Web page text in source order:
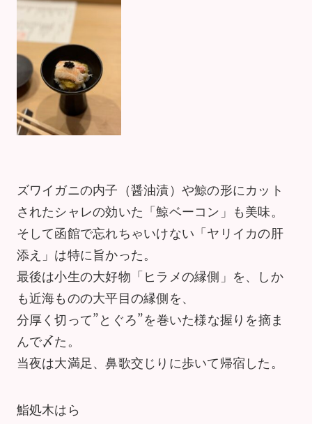
ズワイガニの内子（醤油漬）や鯨の形にカット
されたシャレの効いた「鯨ベーコン」も美味。
そして函館で忘れちゃいけない「ヤリイカの肝
添え」は特に旨かった。
最後は小生の大好物「ヒラメの縁側」を、しか
も近海ものの大平目の縁側を、
分厚く切って”とぐろ”を巻いた様な握りを摘ま
んで〆た。
当夜は大満足、鼻歌交じりに歩いて帰宿した。
鮨処木はら